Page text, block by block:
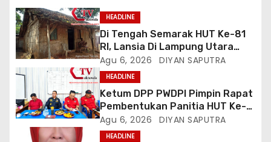
HEADLINE
Di Tengah Semarak HUT Ke-81
RI, Lansia Di Lampung Utara
Hidup Memprihatinkan
Agu 6, 2026 DIYAN SAPUTRA
HEADLINE
Ketum DPP PWDPI Pimpin Rapat
Pembentukan Panitia HUT Ke-4,
Berikut Susunan Dan Rangkaian
Kegiatannya
Agu 6, 2026 DIYAN SAPUTRA
HEADLINE